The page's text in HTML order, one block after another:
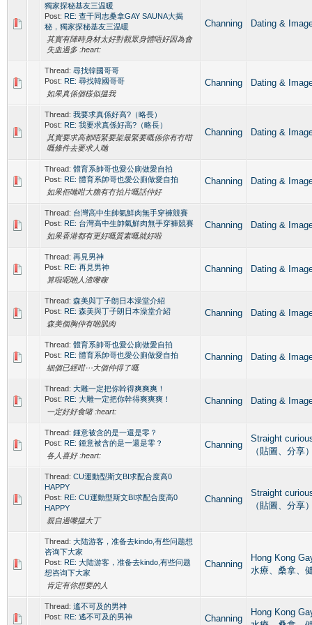
獨家探秘基友三温暖
Post: RE: 查干同志桑拿GAY SAUNA大揭
秘，獨家探秘基友三温暖
其實有陣時身材太好對觀眾身體唔好因為會
失血過多 :heart:
Channing Dating &
Thread: 尋找韓國哥哥
Post: RE: 尋找韓國哥哥
如果真係個樣似搵我
Channing Dating &
Thread: 我要求真係好高?（略長）
Post: RE: 我要求真係好高?（略長）
其實要求高都唔緊要架最緊要嘅係你有冇咁
嘅條件去要求人哋
Channing Dating &
Thread: 體育系帥哥也愛公廁做愛自拍
Post: RE: 體育系帥哥也愛公廁做愛自拍
如果佢哋咁大膽有冇拍片嘅話仲好
Channing Dating &
Thread: 台灣高中生帥氣鮮肉無手穿褲競賽
Post: RE: 台灣高中生帥氣鮮肉無手穿褲競賽
如果香港都有更好嘅質素嘅就好啦
Channing Dating &
Thread: 再見男神
Post: RE: 再見男神
算啦呢啲人渣嚟㗎
Channing Dating &
Thread: 森美與丁子朗日本澡堂介紹
Post: RE: 森美與丁子朗日本澡堂介紹
森美個胸仲有啲肌肉
Channing Dating &
Thread: 體育系帥哥也愛公廁做愛自拍
Post: RE: 體育系帥哥也愛公廁做愛自拍
細個已經咁⋯大個仲得了嘅
Channing Dating &
Thread: 大雕一定把你幹得爽爽爽！
Post: RE: 大雕一定把你幹得爽爽爽！
一定好好食啫 :heart:
Channing Dating &
Thread: 鍾意被含的是一還是零？
Post: RE: 鍾意被含的是一還是零？
各人喜好 :heart:
Channing
Straight
（貼圖、分享
Thread: CU運動型斯文BI求配合度高0
HAPPY
Post: RE: CU運動型斯文BI求配合度高0
HAPPY
親自過嚟搵大丁
Channing
Straight
（貼圖、分享
Thread: 大陆游客，准备去kindo,有些问题想
咨询下大家
Post: RE: 大陆游客，准备去kindo,有些问题
想咨询下大家
肯定有你想要的人
Channing
Hong Kong
水療、桑拿、
Thread: 遙不可及的男神
Post: RE: 遙不可及的男神
Channing
Hong Kong